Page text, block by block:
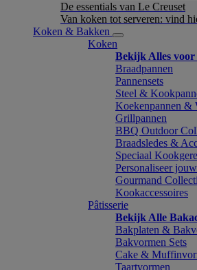
De essentials van Le Creuset
Van koken tot serveren: vind
Koken & Bakken
Koken
Bekijk Alles voor
Braadpannen
Pannensets
Steel &
Koekenpannen &
Grillpannen
BBQ Outdoor
Braadsledes &
Speciaal
Personaliseer
Gourmand
Kookaccessoires
Pâtisserie
Bekijk Alle
Bakplaten &
Bakvormen Sets
Cake &
Taartvormen